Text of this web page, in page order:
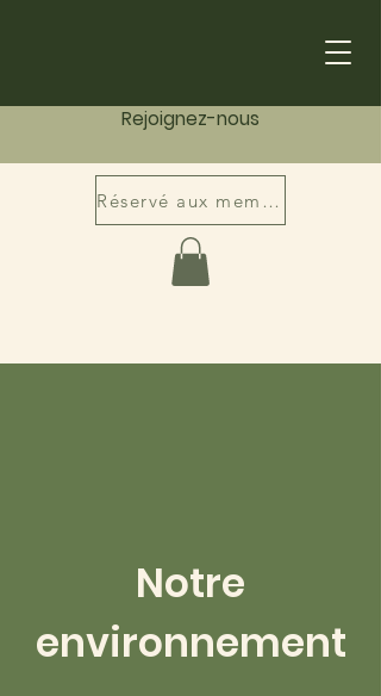
Rejoignez-nous
Réservé aux membres
Notre
environnement